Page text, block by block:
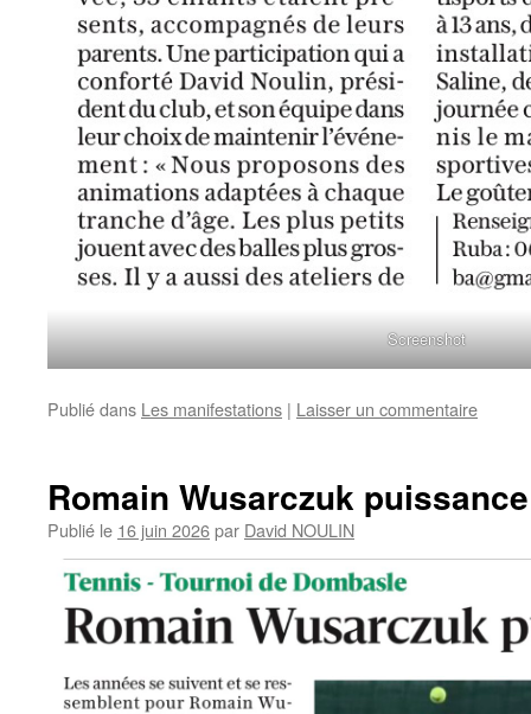
Screenshot
Publié dans Les manifestations | Laisser un commentaire
Romain Wusarczuk
Publié le 16 juin 2026par David NOULIN